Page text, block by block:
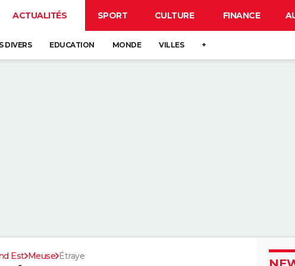
ACTUALITÉS SPORT CULTURE FINANCE
DIVERS EDUCATION MONDE VILLES +
Est Meuse Étraye